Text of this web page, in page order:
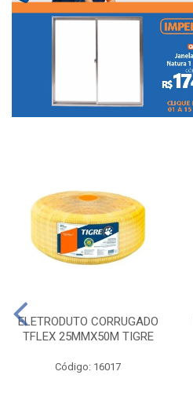
ELETRODUTO CORRUGADO
TFLEX 25MMX50M TIGRE
Código: 16017